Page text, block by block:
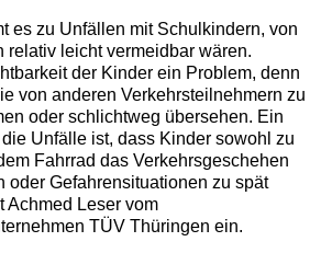
es zu Unfällen mit Schulkindern, von
relativ leicht vermeidbar wären.
der Kinder ein Problem, denn
von anderen Verkehrsteilnehmern zu
oder schlichtweg übersehen. Ein
Unfälle ist, dass Kinder sowohl zu
Fahrrad das Verkehrsgeschehen
oder Gefahrensituationen zu spät
Achmed Leser vom
TÜV Thüringen ein.